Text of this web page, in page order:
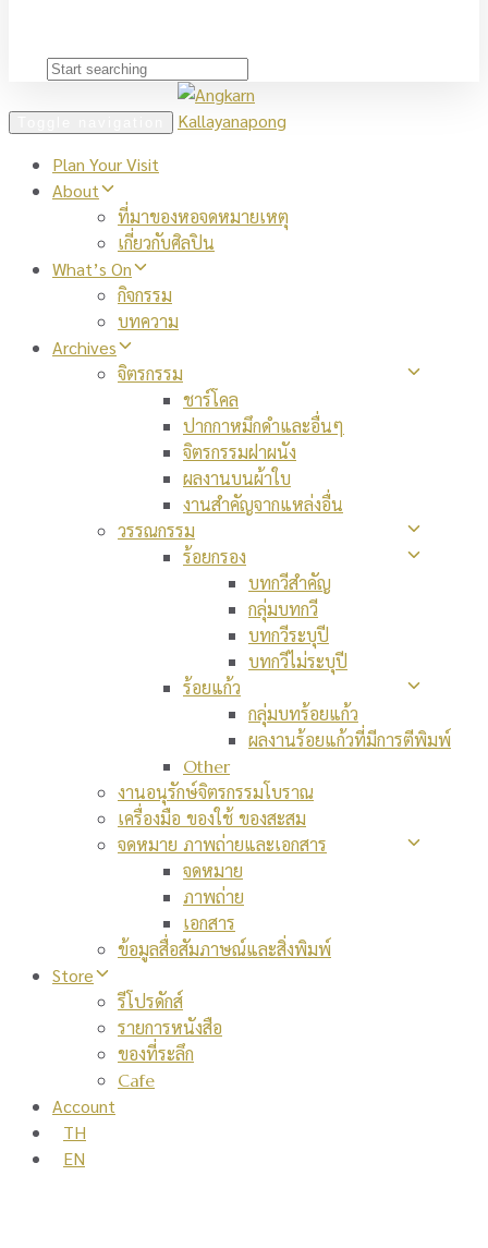
Plan Your Visit
About
ที่มาของหอจดหมายเหตุ
เกี่ยวกับศิลปิน
What’s On
กิจกรรม
บทความ
Archives
จิตรกรรม
ชาร์โคล
ปากกาหมึกดำและอื่นๆ
จิตรกรรมฝาผนัง
ผลงานบนผ้าใบ
งานสำคัญจากแหล่งอื่น
วรรณกรรม
ร้อยกรอง
บทกวีสำคัญ
กลุ่มบทกวี
บทกวีระบุปี
บทกวีไม่ระบุปี
ร้อยแก้ว
กลุ่มบทร้อยแก้ว
ผลงานร้อยแก้วที่มีการตีพิมพ์
Other
งานอนุรักษ์จิตรกรรมโบราณ
เครื่องมือ ของใช้ ของสะสม
จดหมาย ภาพถ่ายและเอกสาร
จดหมาย
ภาพถ่าย
เอกสาร
ข้อมูลสื่อสัมภาษณ์และสิ่งพิมพ์
Store
รีโปรดักส์
รายการหนังสือ
ของที่ระลึก
Cafe
Account
TH
EN